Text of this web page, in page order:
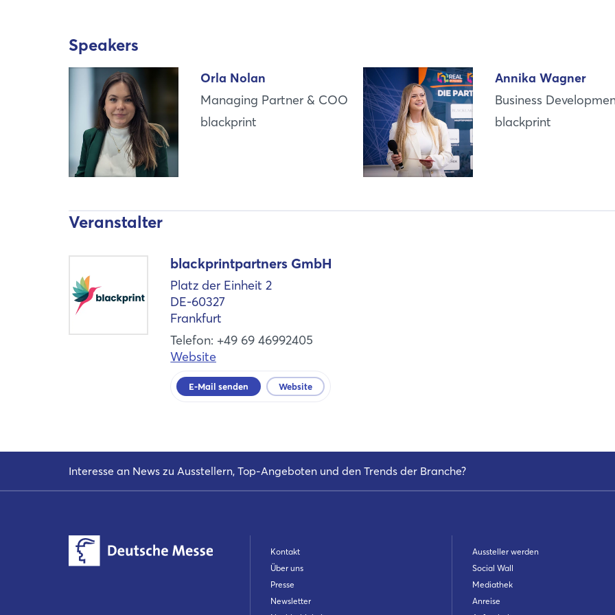
Speakers
Orla Nolan
Managing Partner & COO
blackprint
Annika Wagner
Business
blackprint
Veranstalter
blackprintpartners GmbH
Platz der Einheit 2
DE-60327
Frankfurt
Telefon: +49 69 46992405
Website
E-Mail senden Website
Interesse an News zu Ausstellern, Top-Angeboten und den Trends der Branche?
Kontakt
Über uns
Presse
Newsletter
Aussteller werden
Social Wall
Mediathek
Anreise
Einloggen
Passwort vergessen?
Noch nicht angemeldet?